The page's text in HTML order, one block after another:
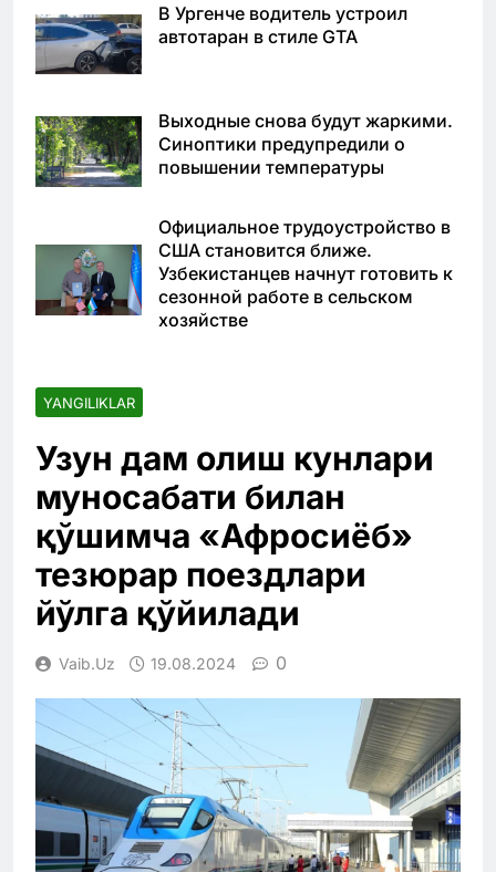
В Ургенче водитель устроил
автотаран в стиле GTA
Выходные снова будут жаркими.
Синоптики предупредили о
повышении температуры
Официальное трудоустройство в
США становится ближе.
Узбекистанцев начнут готовить к
сезонной работе в сельском
хозяйстве
YANGILIKLAR
Узун дам олиш кунлари
муносабати билан
қўшимча «Афросиёб»
тезюрар поездлари
йўлга қўйилади
Vaib.uz 19.08.2024 0